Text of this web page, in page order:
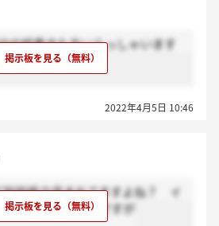
の結果きた方いらっしゃいます
2022年4月5日 10:46
知的能力含まれてますよね？ イ
内容覚えてないのですが